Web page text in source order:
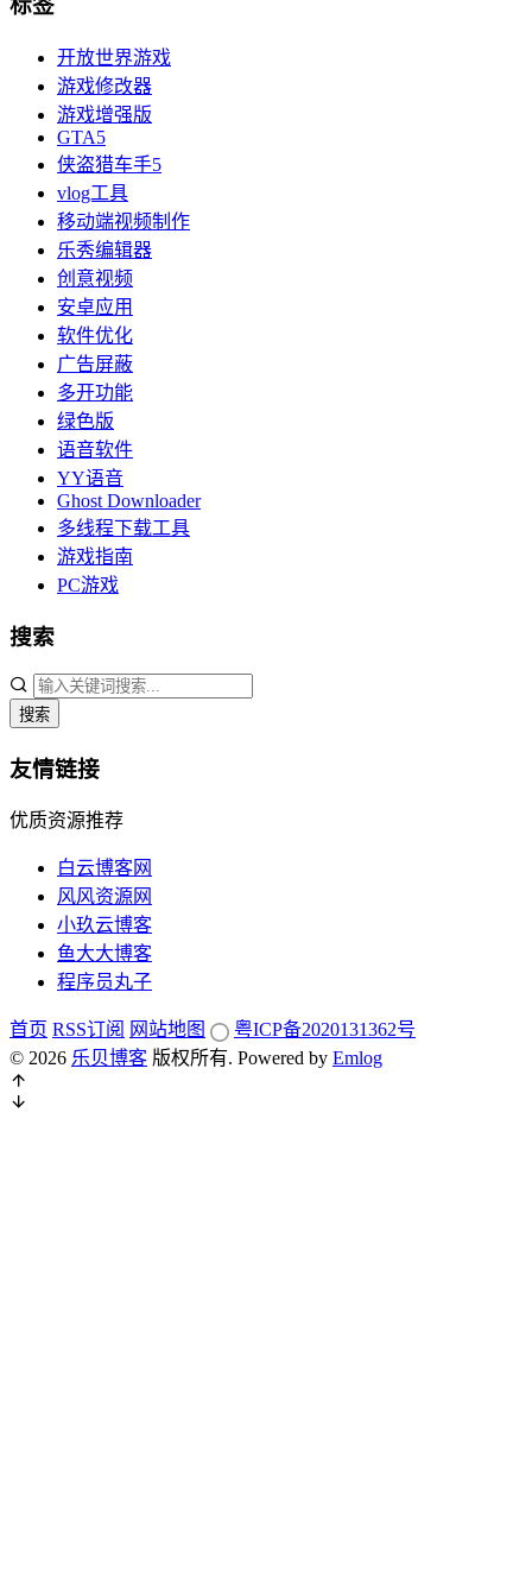
标签
开放世界游戏
游戏修改器
游戏增强版
GTA5
侠盗猎车手5
vlog工具
移动端视频制作
乐秀编辑器
创意视频
安卓应用
软件优化
广告屏蔽
多开功能
绿色版
语音软件
YY语音
Ghost Downloader
多线程下载工具
游戏指南
PC游戏
搜索
搜索
友情链接
优质资源推荐
白云博客网
风风资源网
小玖云博客
鱼大大博客
程序员丸子
首页 RSS订阅 网站地图
粤ICP备2020131362号
© 2026 乐贝博客 版权所有. Powered by Emlog